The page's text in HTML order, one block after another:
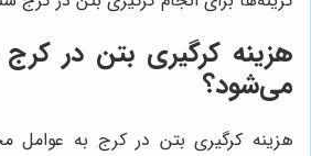
هزینه کرگیری بتن در
می‌شود؟
هزینه کرگیری بتن در کرج به عوامل